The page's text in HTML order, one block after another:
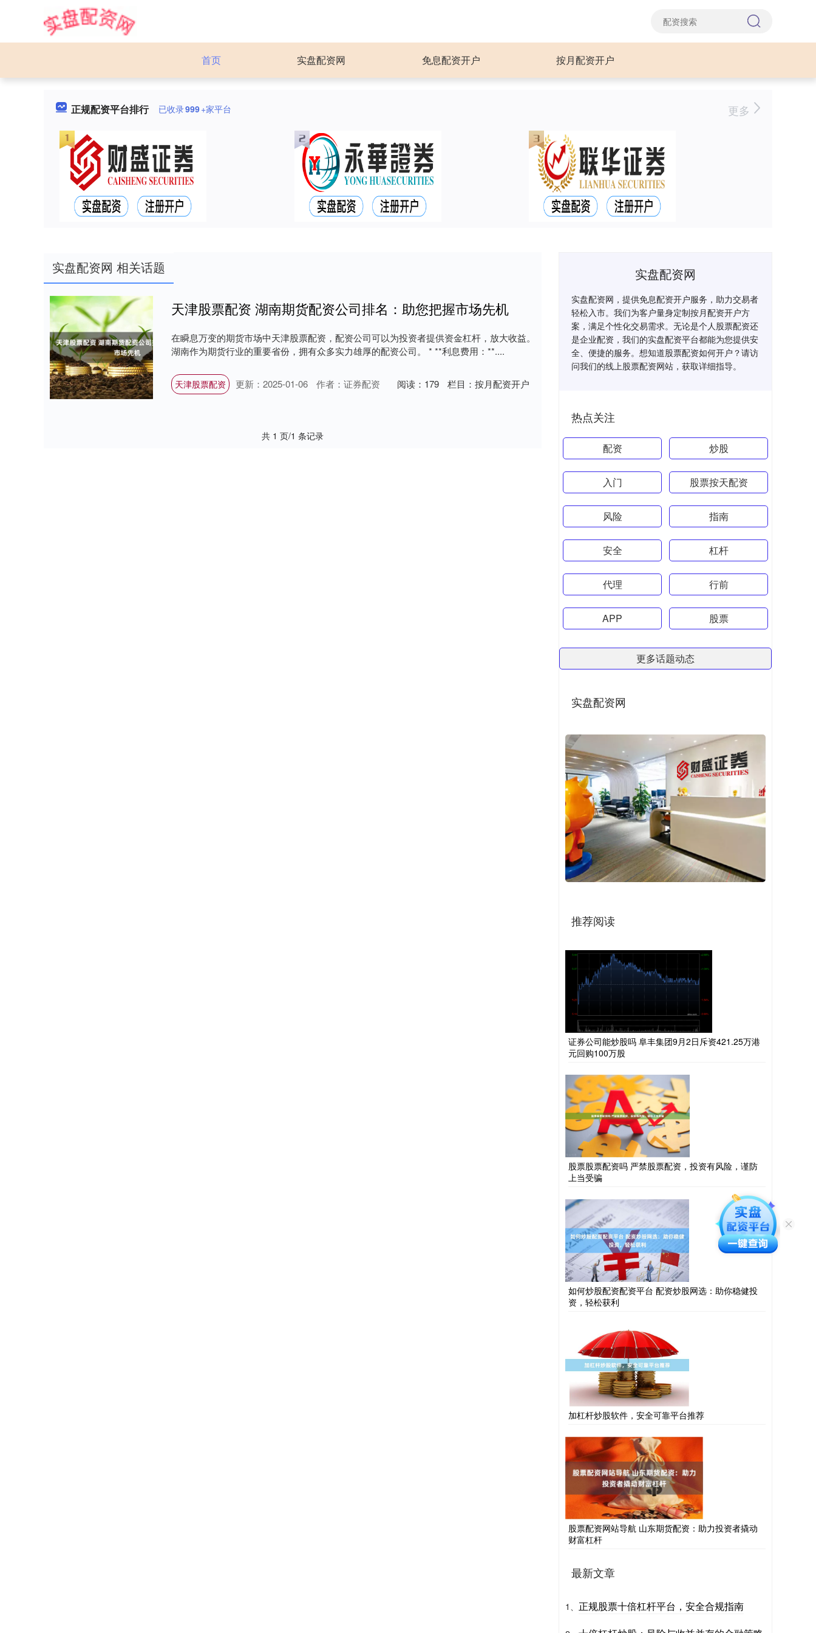
首页 实盘配资网 免息配资开户 按月配资开户
正规配资平台排行 已收录999+家平台 更多
实盘配资网 相关话题
天津股票配资 湖南期货配资公司排名：助您把握市场先机
在瞬息万变的期货市场中天津股票配资，配资公司可以为投资者提供资金杠杆，放大收益。
湖南作为期货行业的重要省份，拥有众多实力雄厚的配资公司。 * **利息费用：**....
天津股票配资 更新：2025-01-06 作者：证券配资 阅读： 179 栏目： 按月配资开户
共 1 页/1 条记录
实盘配资网
实盘配资网，提供免息配资开户服务，助力交易者
轻松入市。我们为客户量身定制按月配资开户方
案，满足个性化交易需求。无论是个人股票配资还
是企业配资，我们的实盘配资平台都能为您提供安
全、便捷的服务。想知道股票配资如何开户？请访
问我们的线上股票配资网站，获取详细指导。
热点关注
配资 炒股
入门 股票按天配资
风险 指南
安全 杠杆
代理 行前
APP 股票
更多话题动态
实盘配资网
推荐阅读
证券公司能炒股吗 阜丰集团9月2日斥资421.25万港
元回购100万股
股票股票配资吗 严禁股票配资，投资有风险，谨防
上当受骗
如何炒股配资配资平台 配资炒股网选：助你稳健投
资，轻松获利
加杠杆炒股软件，安全可靠平台推荐
股票配资网站导航 山东期货配资：助力投资者撬动
财富杠杆
最新文章
1、 正规股票十倍杠杆平台，安全合规指南